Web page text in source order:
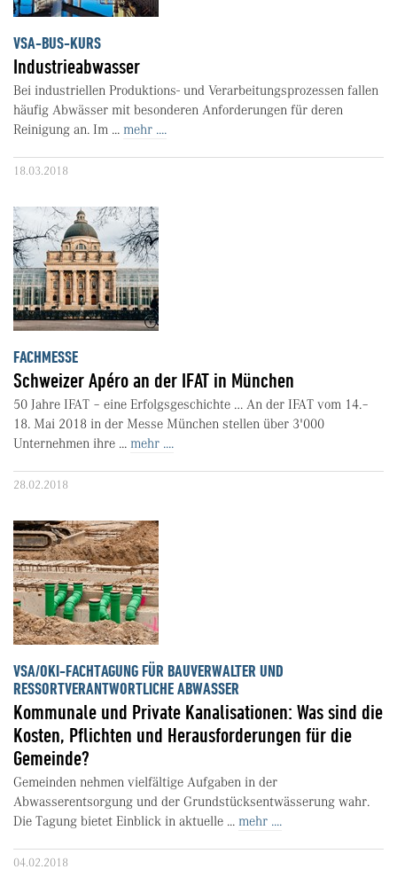
VSA-BUS-KURS
Industrieabwasser
Bei industriellen Produktions- und Verarbeitungsprozessen fallen
häufig Abwässer mit besonderen Anforderungen für deren
Reinigung an. Im ... mehr ....
18.03.2018
FACHMESSE
Schweizer Apéro an der IFAT in München
50 Jahre IFAT – eine Erfolgsgeschichte … An der IFAT vom 14.–
18. Mai 2018 in der Messe München stellen über 3'000
Unternehmen ihre ... mehr ....
28.02.2018
VSA/OKI-FACHTAGUNG FÜR BAUVERWALTER UND
RESSORTVERANTWORTLICHE ABWASSER
Kommunale und Private Kanalisationen: Was sind die
Kosten, Pflichten und Herausforderungen für die
Gemeinde?
Gemeinden nehmen vielfältige Aufgaben in der
Abwasserentsorgung und der Grundstücksentwässerung wahr.
Die Tagung bietet Einblick in aktuelle ... mehr ....
04.02.2018